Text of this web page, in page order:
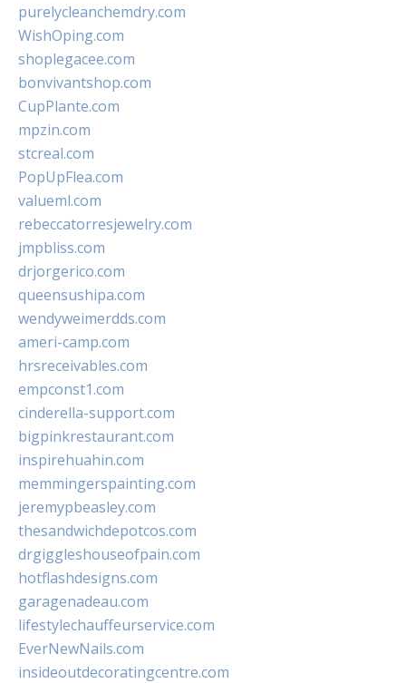
purelycleanchemdry.com
WishOping.com
shoplegacee.com
bonvivantshop.com
CupPlante.com
mpzin.com
stcreal.com
PopUpFlea.com
valueml.com
rebeccatorresjewelry.com
jmpbliss.com
drjorgerico.com
queensushipa.com
wendyweimerdds.com
ameri-camp.com
hrsreceivables.com
empconst1.com
cinderella-support.com
bigpinkrestaurant.com
inspirehuahin.com
memmingerspainting.com
jeremypbeasley.com
thesandwichdepotcos.com
drgiggleshouseofpain.com
hotflashdesigns.com
garagenadeau.com
lifestylechauffeurservice.com
EverNewNails.com
insideoutdecoratingcentre.com